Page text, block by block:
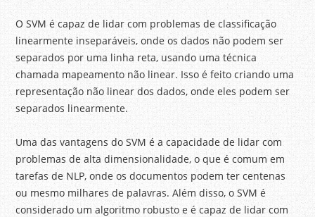
O SVM é capaz de lidar com problemas de classificação
linearmente inseparáveis, onde os dados não podem ser
separados por uma linha reta, usando uma técnica
chamada mapeamento não linear. Isso é feito criando uma
representação não linear dos dados, onde eles podem ser
separados linearmente.
Uma das vantagens do SVM é a capacidade de lidar com
problemas de alta dimensionalidade, o que é comum em
tarefas de NLP, onde os documentos podem ter centenas
ou mesmo milhares de palavras. Além disso, o SVM é
considerado um algoritmo robusto e é capaz de lidar com